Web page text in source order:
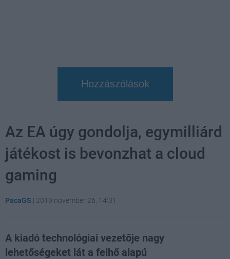
Hozzászólások
Az EA úgy gondolja, egymilliárd
játékost is bevonzhat a cloud
gaming
PacaGS | 2019 november 26. 14:31
A kiadó technológiai vezetője nagy
lehetőségeket lát a felhő alapú